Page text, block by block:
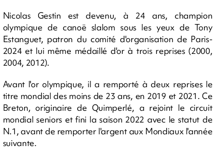
Nicolas Gestin est devenu, à 24 ans, champion
olympique de canoë slalom sous les yeux de Tony
Estanguet, patron du comité d'organisation de Paris-
2024 et lui même médaillé d'or à trois reprises (2000,
2004, 2012).
Avant l'or olympique, il a remporté à deux reprises le
titre mondial des moins de 23 ans, en 2019 et 2021. Ce
Breton, originaire de Quimperlé, a rejoint le circuit
mondial seniors et fini la saison 2022 avec le statut de
N.1, avant de remporter l'argent aux Mondiaux l'année
suivante.